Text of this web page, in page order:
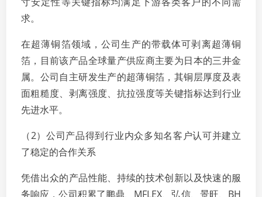
求。
在超薄铜箔领域，公司生产的带载体可剥离超薄铜
箔，目前该产品全球量产供应商主要为日本的三井金
属。公司自主研发生产的超薄铜箔，其铜层厚度及表
面粗糙度、剥离强度、抗拉强度等关键指标达到行业
先进水平。
（2）公司产品得到行业内众多知名客户认可并建立
了稳定的合作关系
凭借出众的产品性能、持续的技术创新以及快速的服
务响应，公司积累了鹏鼎、MFLEX、弘信、景旺、BH